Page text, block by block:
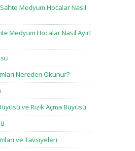
Sahte Medyum Hocalar Nasıl
Medyum Hocalar Nasıl Ayırt
Nereden Okunur?
ve Rızık Açma Büyüsü
ve Tavsiyeleri